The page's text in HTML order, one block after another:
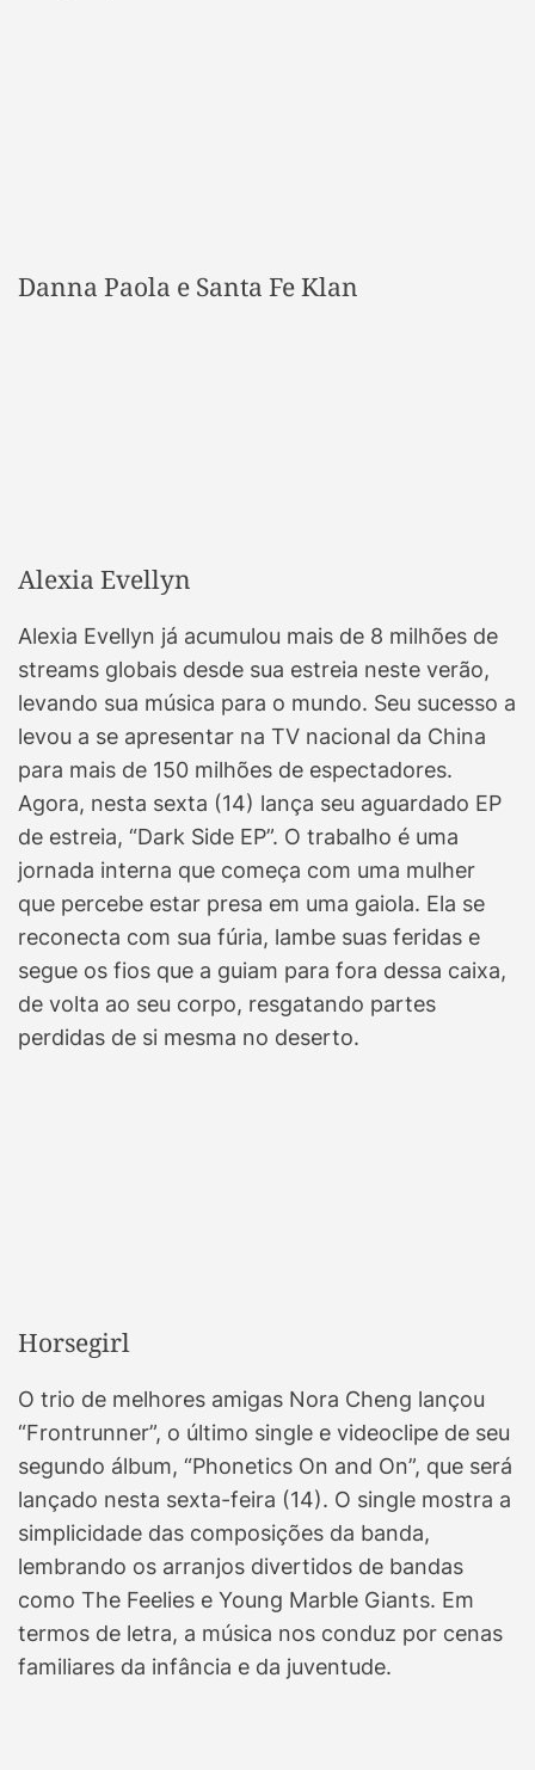
Danna Paola e Santa Fe Klan
Alexia Evellyn
Alexia Evellyn já acumulou mais de 8 milhões de
streams globais desde sua estreia neste verão,
levando sua música para o mundo. Seu sucesso a
levou a se apresentar na TV nacional da China
para mais de 150 milhões de espectadores.
Agora, nesta sexta (14) lança seu aguardado EP
de estreia, “Dark Side EP”. O trabalho é uma
jornada interna que começa com uma mulher
que percebe estar presa em uma gaiola. Ela se
reconecta com sua fúria, lambe suas feridas e
segue os fios que a guiam para fora dessa caixa,
de volta ao seu corpo, resgatando partes
perdidas de si mesma no deserto.
Horsegirl
O trio de melhores amigas Nora Cheng lançou
“Frontrunner”, o último single e videoclipe de seu
segundo álbum, “Phonetics On and On”, que será
lançado nesta sexta-feira (14). O single mostra a
simplicidade das composições da banda,
lembrando os arranjos divertidos de bandas
como The Feelies e Young Marble Giants. Em
termos de letra, a música nos conduz por cenas
familiares da infância e da juventude.